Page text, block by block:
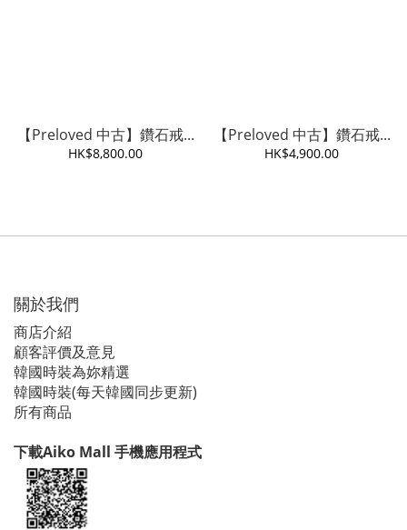
【Preloved 中古】鑽石戒...
HK$8,800.00
【Preloved 中古】鑽石戒...
HK$4,900.00
關於我們
商店介紹
顧客評價及意見
韓國時裝為妳精選
韓國時裝(每天韓國同步更新)
所有商品
下載Aiko Mall 手機應用程式